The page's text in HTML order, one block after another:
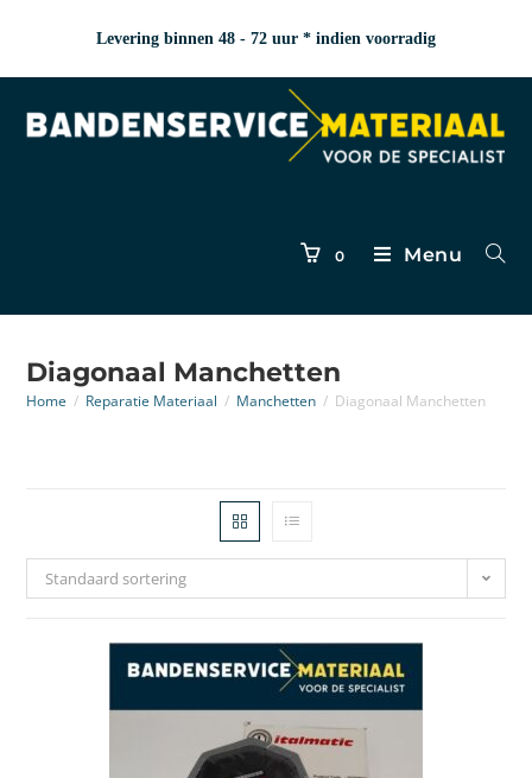
Levering binnen 48 - 72 uur * indien voorradig
0 Menu
Diagonaal Manchetten
Home / Reparatie Materiaal / Manchetten / Diagonaal Manchetten
Standaard sortering